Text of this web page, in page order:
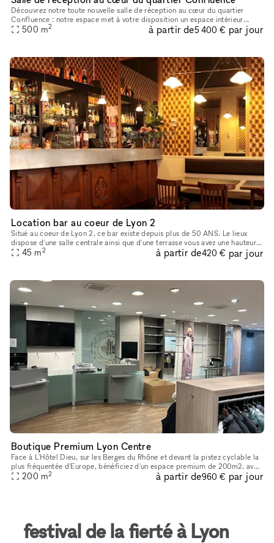
Découvrez notre toute nouvelle salle de réception au cœur du quartier
Confluence : notre espace met à votre disposition un espace intérieur
spacieux de 350 m², accompagné de plus de 200 m² de terrass
500 m2 à partir de5 400 € par jour
Location bar au coeur de Lyon 2
Situé au coeur de Lyon 2, ce bar existe depuis plus de 50 ANS. Le lieux
dispose d'une salle centrale ainsi que d'une terrasse vous avez une hauteur
de plafond de 3 mètres ainsi que des miroirs qui
45 m2 à partir de420 € par jour
Boutique Premium Lyon Centre
Face à L'Hôtel Dieu, sur les Berges du Rhône et devant la pistez cyclable la
plus fréquentée d'Europe, bénéficiez d'un espace premium de 200m2, avec
2 grandes vitrines
200 m2 à partir de960 € par jour
festival de la fierté à Lyon